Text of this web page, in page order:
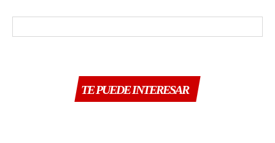
TE PUEDE INTERESAR